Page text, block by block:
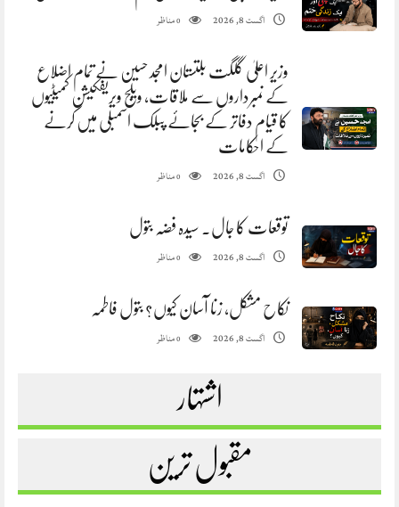
اگست 8, 2026 0مناظر
وزیر اعلیٰ گلگت بلتستان امجد حسین نے تمام اضلاع
کے نمبرداروں سے ملاقات، ویلج ویریفکیشن کمیٹیوں
کا قیام دفاتر کے بجائے پبلک اسمبلی میں کرنے
کے احکامات
اگست 8, 2026 0مناظر
توقعات کا جال. سیدہ فضہ بتول
اگست 8, 2026 0مناظر
نکاح مشکل، زنا آسان کیوں؟ بتول فاطمہ
اگست 8, 2026 0مناظر
اشتہار
مقبول ترین